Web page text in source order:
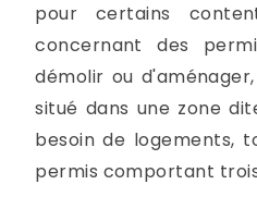
pour certains
concernant des
démolir ou
situé dans une zone
besoin de logements,
permis comportant